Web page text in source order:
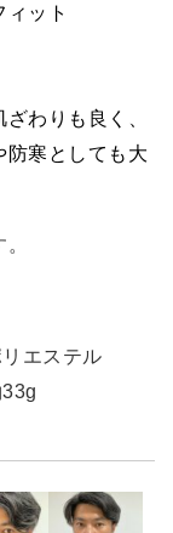
ット
わりも良く、
防寒としても大
エステル
33g